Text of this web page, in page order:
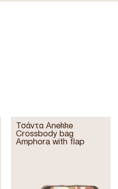
Τσάντα Anekke
Crossbody bag
Amphora with flap